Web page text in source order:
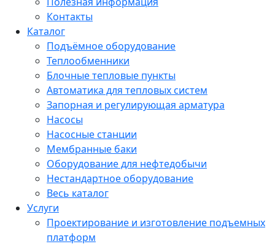
Контакты
Каталог
Подъёмное оборудование
Теплообменники
Блочные тепловые пункты
Автоматика для тепловых систем
Запорная и регулирующая арматура
Насосы
Насосные станции
Мембранные баки
Оборудование для нефтедобычи
Нестандартное оборудование
Весь каталог
Услуги
Проектирование и изготовление подъемных
платформ